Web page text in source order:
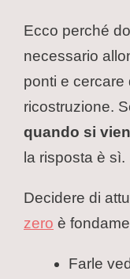
Ecco perché
necessario
ponti e cercare
ricostruzione.
quando si
la risposta è sì.
Decidere di
zero è
Farle